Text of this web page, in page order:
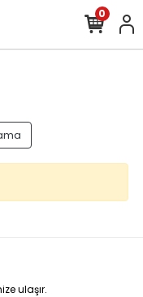
0
ulaşır.